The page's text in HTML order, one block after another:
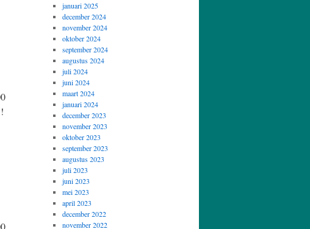
januari 2025
december 2024
november 2024
oktober 2024
september 2024
augustus 2024
juli 2024
juni 2024
maart 2024
januari 2024
december 2023
november 2023
oktober 2023
september 2023
augustus 2023
juli 2023
juni 2023
mei 2023
april 2023
december 2022
november 2022